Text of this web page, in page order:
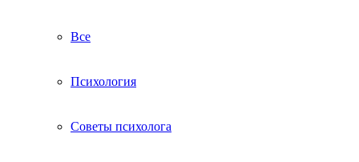
Все
Психология
Советы психолога